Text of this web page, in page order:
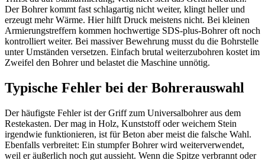
Der Bohrer kommt fast schlagartig nicht weiter, klingt heller und
erzeugt mehr Wärme. Hier hilft Druck meistens nicht. Bei kleinen
Armierungstreffern kommen hochwertige SDS-plus-Bohrer oft noch
kontrolliert weiter. Bei massiver Bewehrung musst du die Bohrstelle
unter Umständen versetzen. Einfach brutal weiterzubohren kostet im
Zweifel den Bohrer und belastet die Maschine unnötig.
Typische Fehler bei der Bohrerauswahl
Der häufigste Fehler ist der Griff zum Universalbohrer aus dem
Restekasten. Der mag in Holz, Kunststoff oder weichem Stein
irgendwie funktionieren, ist für Beton aber meist die falsche Wahl.
Ebenfalls verbreitet: Ein stumpfer Bohrer wird weiterverwendet,
weil er äußerlich noch gut aussieht. Wenn die Spitze verbrannt oder